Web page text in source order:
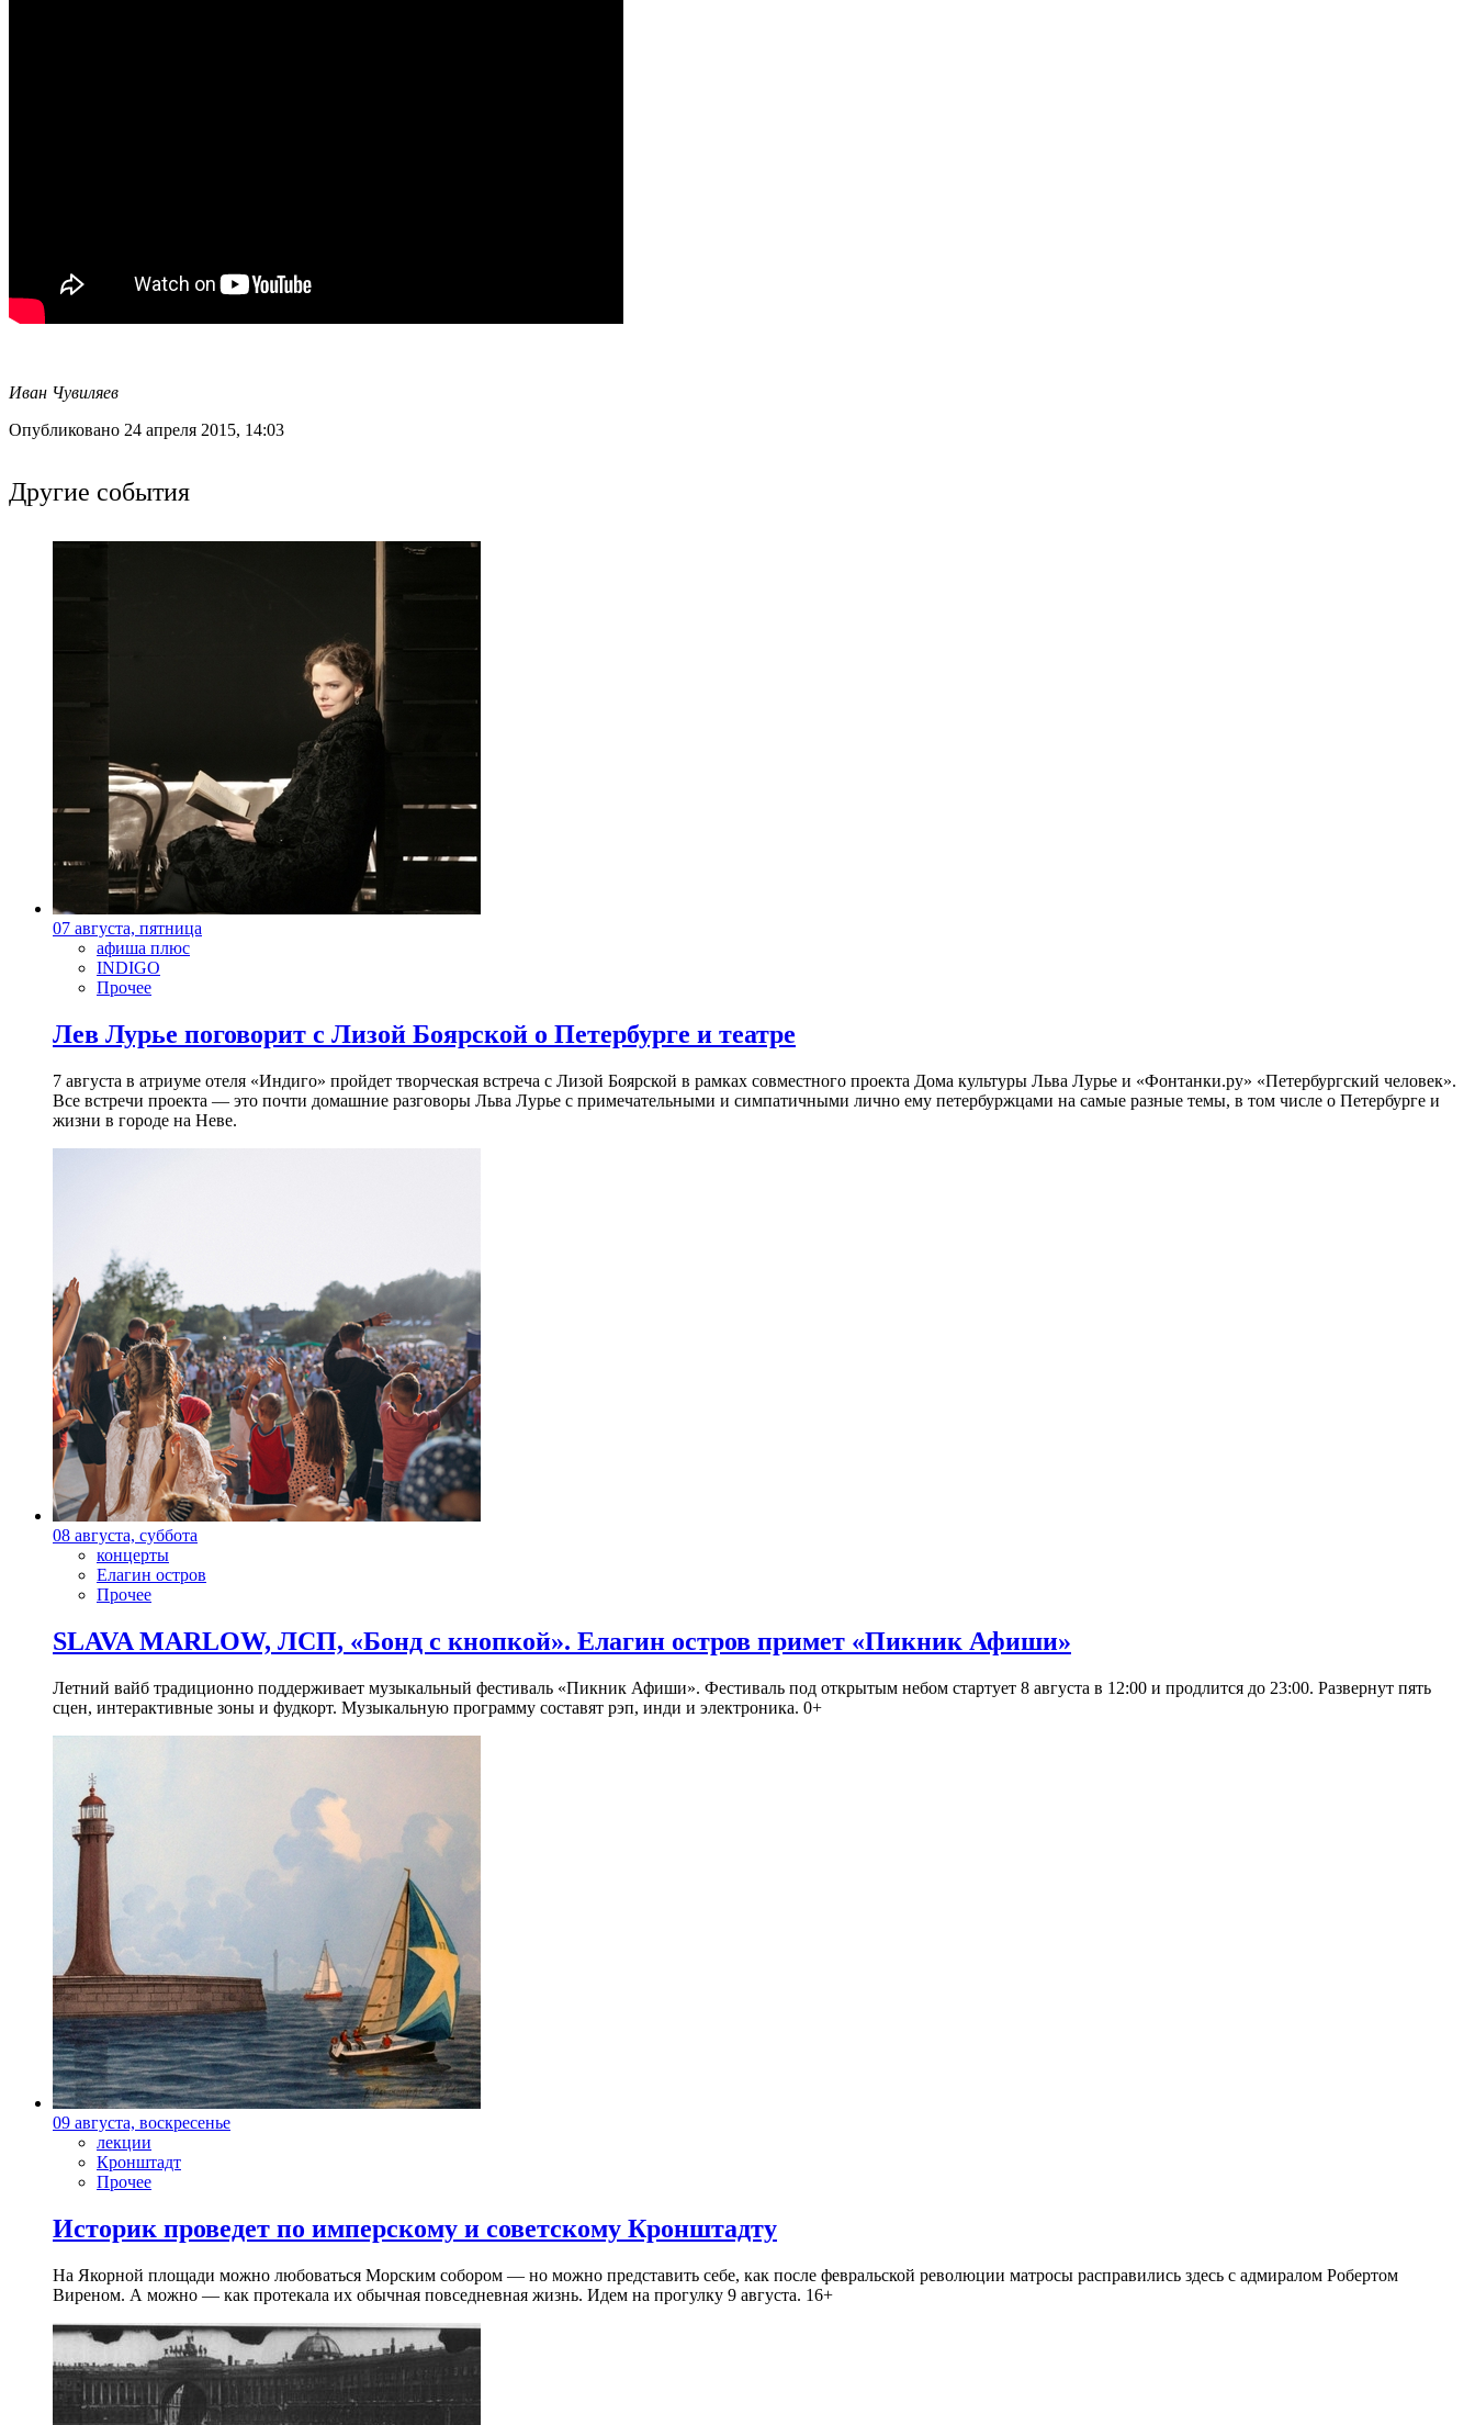
Иван Чувиляев
Опубликовано 24 апреля 2015, 14:03
Другие события
07 августа, пятница
афиша плюс
INDIGO
Прочее
Лев Лурье поговорит с Лизой Боярской о Петербурге и театре
7 августа в атриуме отеля «Индиго» пройдет творческая встреча с Лизой Боярской в рамках совместного проекта Дома культуры Льва Лурье и «Фонтанки.ру» «Петербургский человек».
Все встречи проекта — это почти домашние разговоры Льва Лурье с примечательными и симпатичными лично ему петербуржцами на самые разные темы, в том числе о Петербурге и
жизни в городе на Неве.
08 августа, суббота
концерты
Елагин остров
Прочее
SLAVA MARLOW, ЛСП, «Бонд с кнопкой». Елагин остров примет «Пикник Афиши»
Летний вайб традиционно поддерживает музыкальный фестиваль «Пикник Афиши». Фестиваль под открытым небом стартует 8 августа в 12:00 и продлится до 23:00. Развернут пять
сцен, интерактивные зоны и фудкорт. Музыкальную программу составят рэп, инди и электроника. 0+
09 августа, воскресенье
лекции
Кронштадт
Прочее
Историк проведет по имперскому и советскому Кронштадту
На Якорной площади можно любоваться Морским собором — но можно представить себе, как после февральской революции матросы расправились здесь с адмиралом Робертом
Виреном. А можно — как протекала их обычная повседневная жизнь. Идем на прогулку 9 августа. 16+